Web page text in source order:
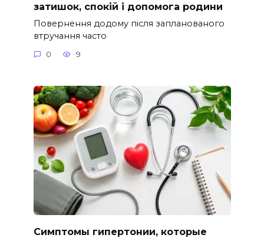
затишок, спокій і допомога родини
Повернення додому після запланованого
втручання часто
0 9
Симптомы гипертонии, которые